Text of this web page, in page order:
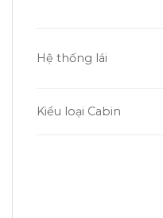
Hệ thống lái
Kiểu loại Cabin